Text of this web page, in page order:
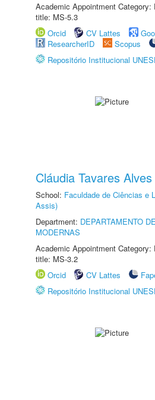
Academic Appointment Category:
title: MS-5.3
Orcid
CV Lattes
ResearcherID
Scopus
Repositório Institucional
Cláudia Tavares Alves
School: Faculdade de Ciências e
Assis)
Department: DEPARTAMENTO
MODERNAS
Academic Appointment Category:
title: MS-3.2
Orcid
CV Lattes
Repositório Institucional